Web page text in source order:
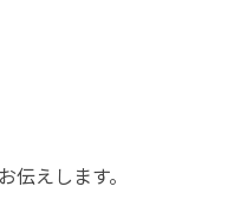
えします。